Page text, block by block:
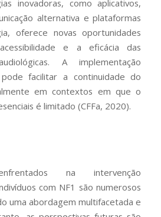
inovadoras, como aplicativos,
alternativa e plataformas
oferece novas oportunidades
e a eficácia das
A implementação
facilitar a continuidade do
em contextos em que o
é limitado (CFFa, 2020).
na intervenção
com NF1 são numerosos
uma abordagem multifacetada e